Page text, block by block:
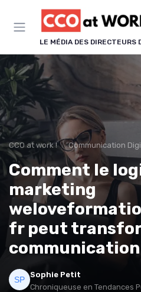
LE MÉDIA DES DIRECTEURS
CCO at work ! Communication Digitale,
Comment le
marketing
fr peut
Sophie Petit
Chroniqueuse en Tendances
Panneau de gestion des cookies